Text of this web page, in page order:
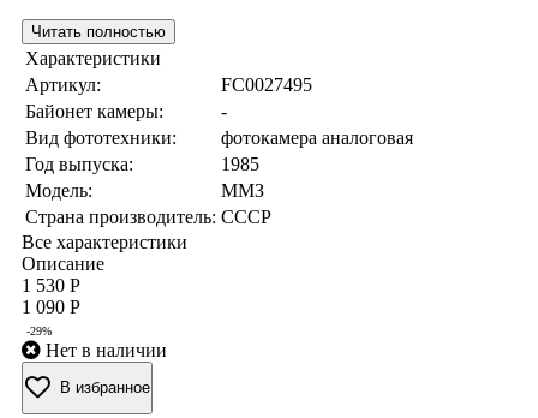
Читать полностью
Характеристики
Артикул:
FC0027495
Байонет камеры:
-
Вид фототехники:
фотокамера аналоговая
Год выпуска:
1985
Модель:
ММЗ
Страна производитель: СССР
Все характеристики
Описание
1 530 Р
1 090 Р
-29%
Нет в наличии
В избранное